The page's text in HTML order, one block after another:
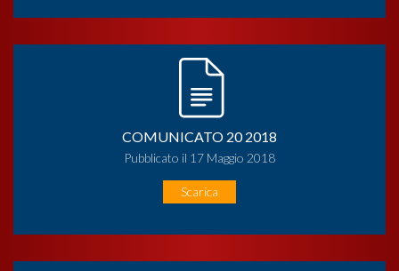
COMUNICATO 20 2018
Pubblicato il 17 Maggio 2018
Scarica